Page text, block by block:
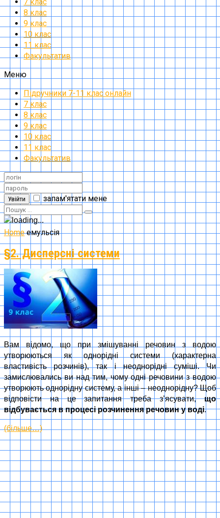
8 клас
9 клас
10 клас
11 клас
Факультатив
Меню
Підручники 7-11 клас онлайн
7 клас
8 клас
9 клас
10 клас
11 клас
Факультатив
Увійти запам'ятати мене
Home емульсія
§2. Дисперсні системи
Вам відомо, що при змішуванні речовин з водою
утворюються як однорідні системи (характерна
властивість розчинів), так і неоднорідні суміші. Чи
замислювались ви над тим, чому одні речовини з водою
утворюють однорідну систему, а інші – неоднорідну? Щоб
відповісти на це запитання треба з’ясувати,що
відбувається в процесі розчинення речовин у воді.
(більше…)